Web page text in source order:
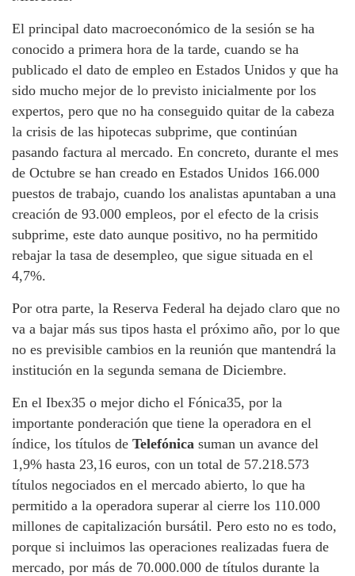
El principal dato macroeconómico de la sesión se ha
conocido a primera hora de la tarde, cuando se ha
publicado el dato de empleo en Estados Unidos y que ha
sido mucho mejor de lo previsto inicialmente por los
expertos, pero que no ha conseguido quitar de la cabeza
la crisis de las hipotecas subprime, que continúan
pasando factura al mercado. En concreto, durante el mes
de Octubre se han creado en Estados Unidos 166.000
puestos de trabajo, cuando los analistas apuntaban a una
creación de 93.000 empleos, por el efecto de la crisis
subprime, este dato aunque positivo, no ha permitido
rebajar la tasa de desempleo, que sigue situada en el
4,7%.
Por otra parte, la Reserva Federal ha dejado claro que no
va a bajar más sus tipos hasta el próximo año, por lo que
no es previsible cambios en la reunión que mantendrá la
institución en la segunda semana de Diciembre.
En el Ibex35 o mejor dicho el Fónica35, por la
importante ponderación que tiene la operadora en el
índice, los títulos de Telefónica suman un avance del
1,9% hasta 23,16 euros, con un total de 57.218.573
títulos negociados en el mercado abierto, lo que ha
permitido a la operadora superar al cierre los 110.000
millones de capitalización bursátil. Pero esto no es todo,
porque si incluimos las operaciones realizadas fuera de
mercado, por más de 70.000.000 de títulos durante la